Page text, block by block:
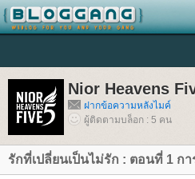
Nior Heavens
ฝากข้อความหลังไมค์
ผู้ติดตามบล็อก : 5 คน
รักที่เปลี่ยนเป็นไม่รัก : ตอนที่ 1